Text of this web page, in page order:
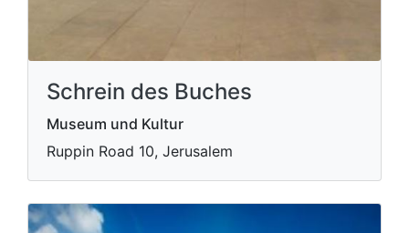
Schrein des Buches
Museum und Kultur
Ruppin Road 10, Jerusalem